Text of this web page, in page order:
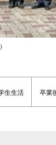
生生活 卒業